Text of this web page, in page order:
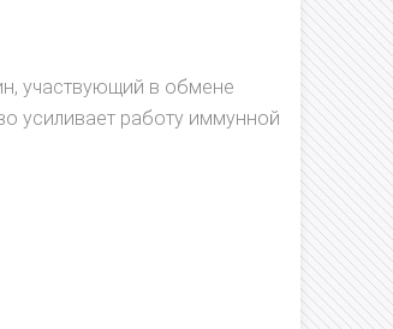
участвующий в обмене
усиливает работу иммунной